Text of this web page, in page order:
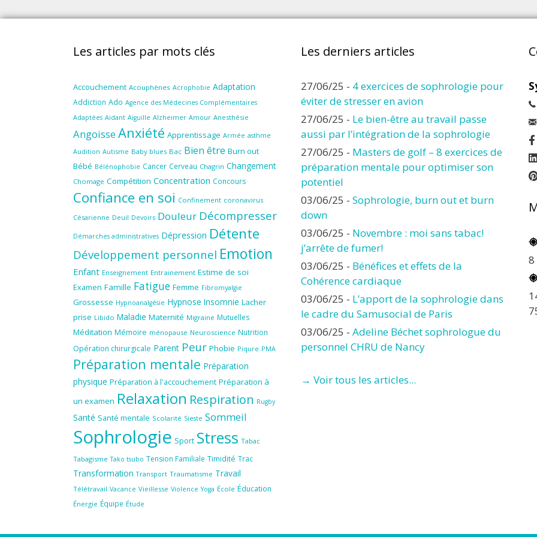
Les articles par mots clés
Accouchement Acouphènes Acrophobie Adaptation
Addiction Ado Agence des Médecines Complémentaires
Adaptées Aidant Aiguille Alzheimer Amour Anesthésie
Angoisse Anxiété Apprentissage Armée asthme
Audition Autisme Baby blues Bac Bien être Burn out
Bébé Bélénophobie Cancer Cerveau Chagrin Changement
Chomage Compétition Concentration Concours
Confiance en soi Confinement coronavirus
Césarienne Deuil Devoirs Douleur Décompresser
Démarches administratives Dépression Détente
Développement personnel Emotion
Enfant Enseignement Entrainement Estime de soi
Examen Famille Fatigue Femme Fibromyalgie
Grossesse Hypnoanalgésie Hypnose Insomnie Lacher
prise Libido Maladie Maternité Migraine Mutuelles
Méditation Mémoire ménopause Neuroscience Nutrition
Opération chirurgicale Parent Peur Phobie Piqure PMA
Préparation mentale Préparation
physique Préparation à l'accouchement Préparation à
un examen Relaxation Respiration Rugby
Santé Santé mentale Scolarité Sieste Sommeil
Sophrologie Sport Stress Tabac
Tabagisme Tako tsubo Tension Familiale Timidité Trac
Transformation Transport Traumatisme Travail
Télétravail Vacance Vieillesse Violence Yoga École Éducation
Énergie Équipe Étude
Les derniers articles
27/06/25 - 4 exercices de sophrologie pour
éviter de stresser en avion
27/06/25 - Le bien-être au travail passe
aussi par l’intégration de la sophrologie
27/06/25 - Masters de golf – 8 exercices de
préparation mentale pour optimiser son
potentiel
03/06/25 - Sophrologie, burn out et burn
down
03/06/25 - Novembre : moi sans tabac!
j’arrête de fumer!
03/06/25 - Bénéfices et effets de la
Cohérence cardiaque
03/06/25 - L’apport de la sophrologie dans
le cadre du Samusocial de Paris
03/06/25 - Adeline Béchet sophrologue du
personnel CHRU de Nancy
→ Voir tous les articles...
8